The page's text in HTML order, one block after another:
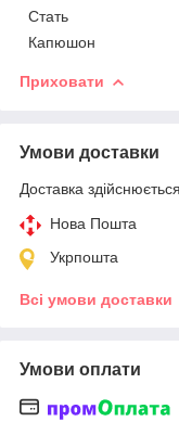
Стать
Капюшон
Приховати
Умови доставки
Доставка
Нова Пошта
Укрпошта
Всі умови доставки
Умови оплати